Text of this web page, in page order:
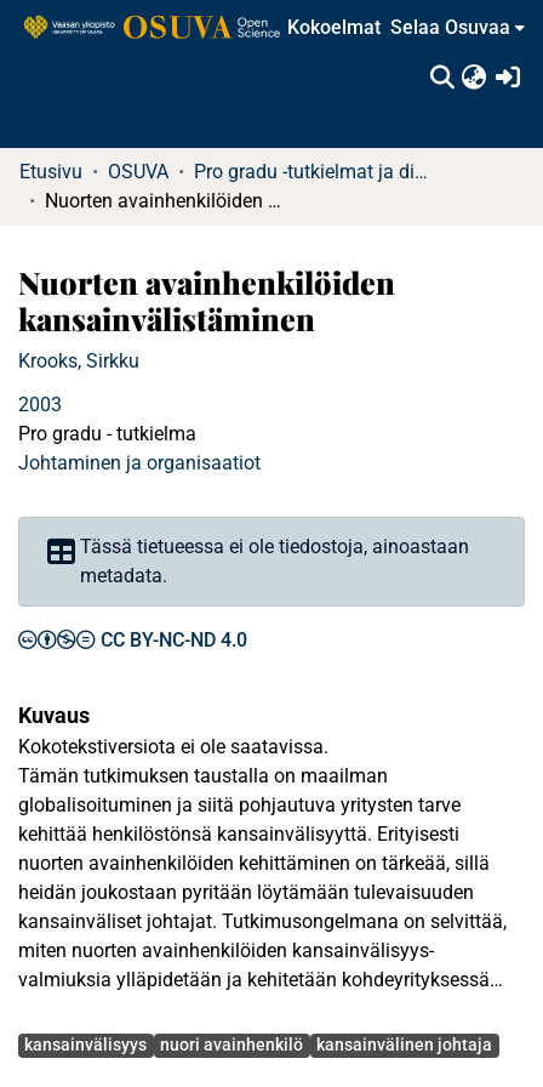
Kokoelmat Selaa Osuvaa
Etusivu OSUVA
Pro gradu -tutkielmat ja diplomityöt
Nuorten avainhenkilöiden kansainvälistäminen
Nuorten avainhenkilöiden
kansainvälistäminen
Krooks, Sirkku
2003
Pro gradu - tutkielma
Johtaminen ja organisaatiot
Tässä tietueessa ei ole tiedostoja, ainoastaan
metadata.
CC BY-NC-ND 4.0
Kuvaus
Kokotekstiversiota ei ole saatavissa.
Tämän tutkimuksen taustalla on maailman
globalisoituminen ja siitä pohjautuva yritysten tarve
kehittää henkilöstönsä kansainvälisyyttä. Erityisesti
nuorten avainhenkilöiden kehittäminen on tärkeää, sillä
heidän joukostaan pyritään löytämään tulevaisuuden
kansainväliset johtajat. Tutkimusongelmana on selvittää,
miten nuorten avainhenkilöiden kansainvälisyys-
valmiuksia ylläpidetään ja kehitetään kohdeyrityksessä
näkö-kulmasta. Tutkimuksen yhtenä tavoitteena on
Avainsanat
kansainvälisyys nuori avainhenkilö kansainvälinen johtaja